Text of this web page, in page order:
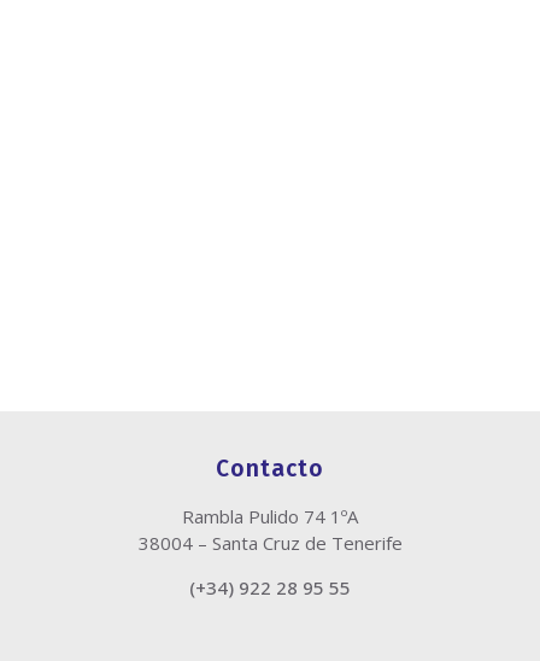
Contacto
Rambla Pulido 74 1ºA
38004 – Santa Cruz de Tenerife
(+34) 922 28 95 55